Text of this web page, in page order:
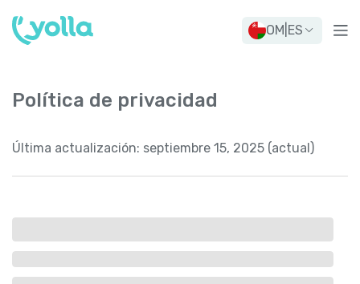
OM ES
Política de privacidad
Última actualización: septiembre 15, 2025 (actual)